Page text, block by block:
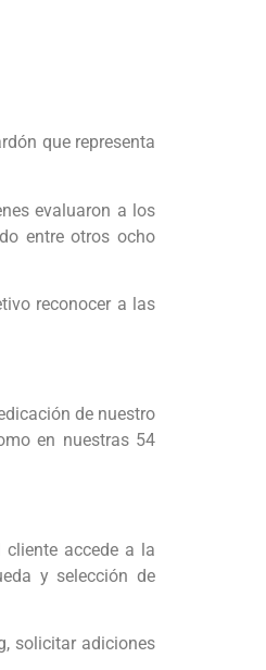
que representa
evaluaron a los
entre otros ocho
reconocer a las
de nuestro
en nuestras 54
cliente accede a la
y selección de
solicitar adiciones